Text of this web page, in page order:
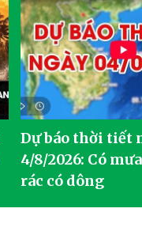
Dự báo thời tiết
4/8/2026: Có
rác có dông